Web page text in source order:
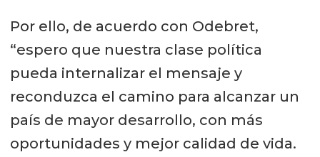
Por ello, de acuerdo con Odebret,
“espero que nuestra clase política
pueda internalizar el mensaje y
reconduzca el camino para alcanzar un
país de mayor desarrollo, con más
oportunidades y mejor calidad de vida.